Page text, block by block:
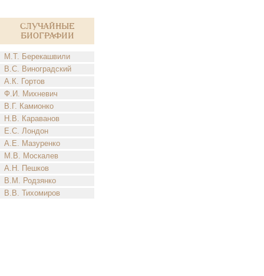
Случайные
биографии
М.Т. Берекашвили
В.С. Виноградский
А.К. Гортов
Ф.И. Михневич
В.Г. Камионко
Н.В. Караванов
Е.С. Лондон
А.Е. Мазуренко
М.В. Москалев
А.Н. Пешков
В.М. Родзянко
В.В. Тихомиров